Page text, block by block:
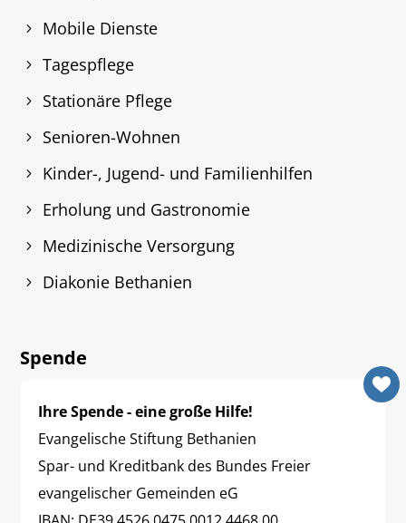
Mobile Dienste
Tagespflege
Stationäre Pflege
Senioren-Wohnen
Kinder-, Jugend- und Familienhilfen
Erholung und Gastronomie
Medizinische Versorgung
Diakonie Bethanien
Spende
Ihre Spende - eine große Hilfe!
Evangelische Stiftung Bethanien
Spar- und Kreditbank des Bundes Freier
evangelischer Gemeinden eG